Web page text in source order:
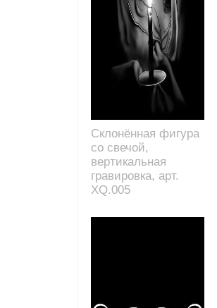
Склонённая фигура
со свечой,
вертикальная
гравировка, арт.
XQ.005